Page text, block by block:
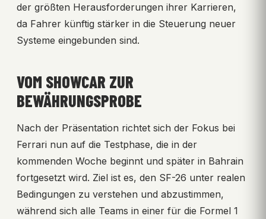
der größten Herausforderungen ihrer Karrieren,
da Fahrer künftig stärker in die Steuerung neuer
Systeme eingebunden sind.
VOM SHOWCAR ZUR
BEWÄHRUNGSPROBE
Nach der Präsentation richtet sich der Fokus bei
Ferrari nun auf die Testphase, die in der
kommenden Woche beginnt und später in Bahrain
fortgesetzt wird. Ziel ist es, den SF-26 unter realen
Bedingungen zu verstehen und abzustimmen,
während sich alle Teams in einer für die Formel 1